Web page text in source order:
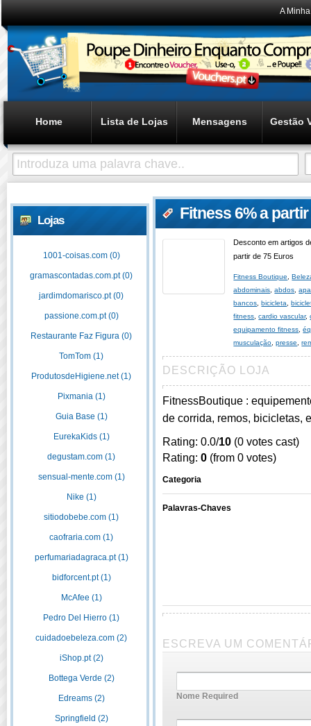
A
Home Lista de Lojas Mensagens Gestão
Lojas
1001-coisas.com (0)
gramascontadas.com.pt (0)
jardimdomarisco.pt (0)
passione.com.pt (0)
Restaurante Faz Figura (0)
TomTom (1)
ProdutosdeHigiene.net (1)
Pixmania (1)
Guia Base (1)
EurekaKids (1)
degustam.com (1)
sensual-mente.com (1)
Nike (1)
sitiodobebe.com (1)
caofraria.com (1)
perfumariadagraca.pt (1)
bidforcent.pt (1)
McAfee (1)
Pedro Del Hierro (1)
cuidadoebeleza.com (2)
iShop.pt (2)
Bottega Verde (2)
Edreams (2)
Springfield (2)
Fitness 6% a
Desconto em artigos
partir de 75 Euros
Fitness Boutique ,
abdominais ,abdos ,
bancos ,bicicleta ,
fitness ,cardio vascular,
equipamento fitness ,
musculação ,presse ,
DESCRIÇÃO LOJA
FitnessBoutique :
de corrida, remos, bicicletas,
Rating: 0.0/10 (0 votes cast)
Rating: 0 (from 0 votes)
Categoria
Palavras-Chaves
ESCREVA UM
Nome Required